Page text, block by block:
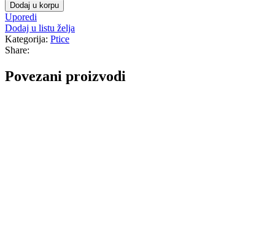
Dodaj u korpu
Uporedi
Dodaj u listu želja
Kategorija: Ptice
Share:
Povezani proizvodi